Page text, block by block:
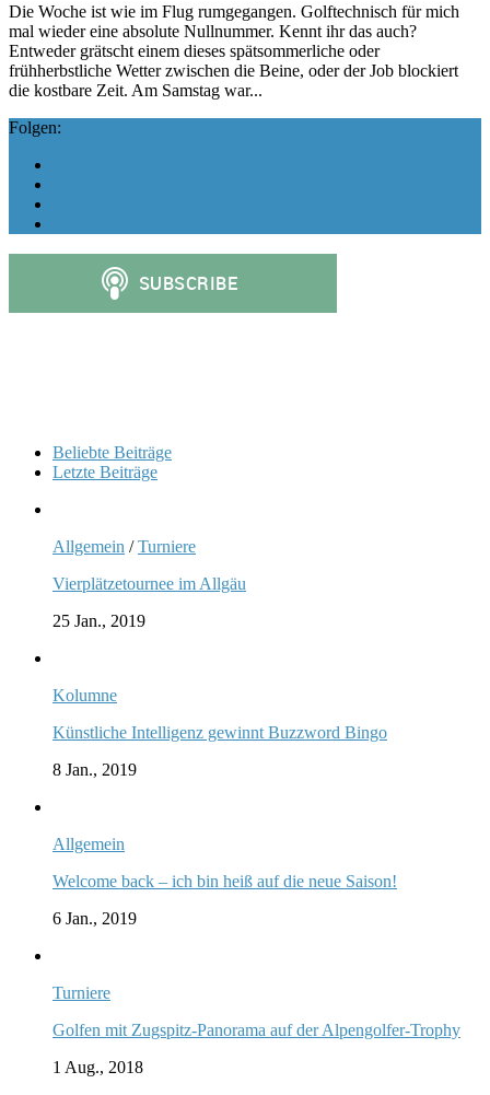
Die Woche ist wie im Flug rumgegangen. Golftechnisch für mich
mal wieder eine absolute Nullnummer. Kennt ihr das auch?
Entweder grätscht einem dieses spätsommerliche oder
frühherbstliche Wetter zwischen die Beine, oder der Job blockiert
die kostbare Zeit. Am Samstag war...
Folgen:
Beliebte Beiträge
Letzte Beiträge
Allgemein /Turniere
Vierplätzetournee im Allgäu
25 Jan., 2019
Kolumne
Künstliche Intelligenz gewinnt Buzzword Bingo
8 Jan., 2019
Allgemein
Welcome back – ich bin heiß auf die neue Saison!
6 Jan., 2019
Turniere
Golfen mit Zugspitz-Panorama auf der Alpengolfer-Trophy
1 Aug., 2018